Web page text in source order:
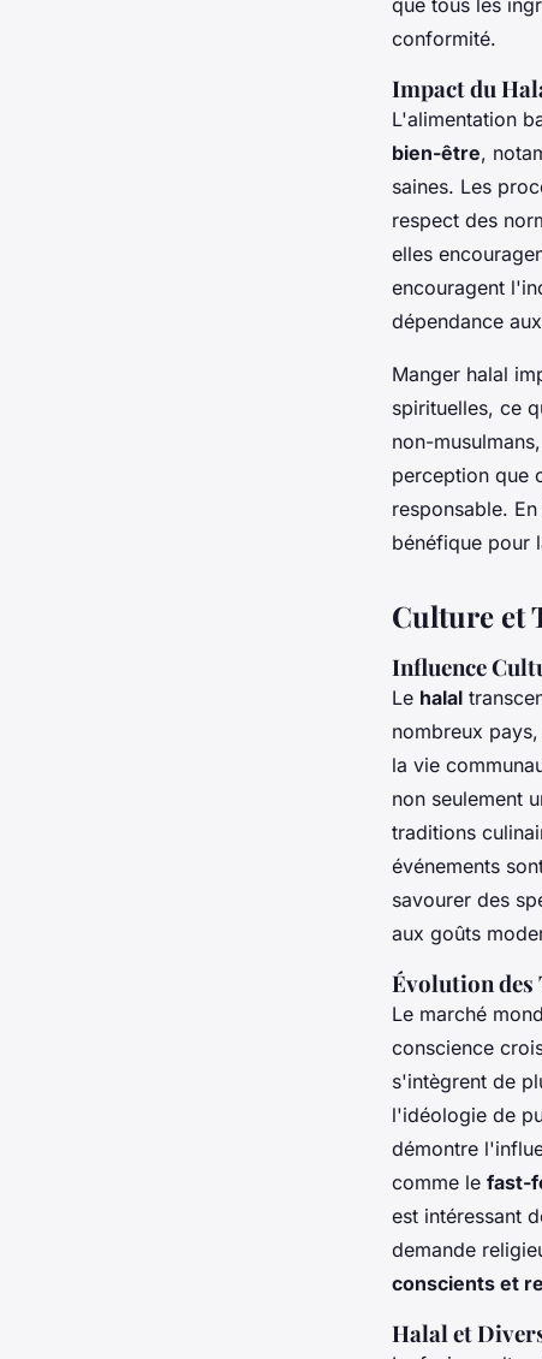
que tous les
conformité.
Impact du
L'alimentation
bien-être,
saines. Les
respect des
elles
encouragent
dépendance
Manger halal
spirituelles, ce
non-
perception que
responsable.
bénéfique pour
Culture et
Influence
Le halal
nombreux
la vie
non seulement
traditions
événements
savourer des
aux goûts
Évolution des
Le marché
conscience
s'intègrent de
l'idéologie de
démontre
comme le fast-
est intéressant
demande
conscients et
Halal et